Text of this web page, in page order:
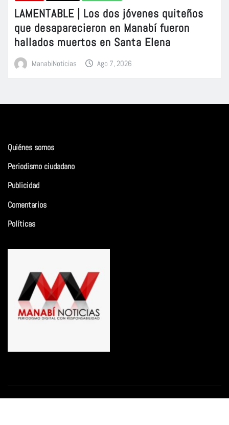
LAMENTABLE | Los dos jóvenes quiteños
que desaparecieron en Manabí fueron
hallados muertos en Santa Elena
ManabiNoticias Ago 7, 2026
Quiénes somos
Periodismo ciudadano
Publicidad
Comentarios
Políticas